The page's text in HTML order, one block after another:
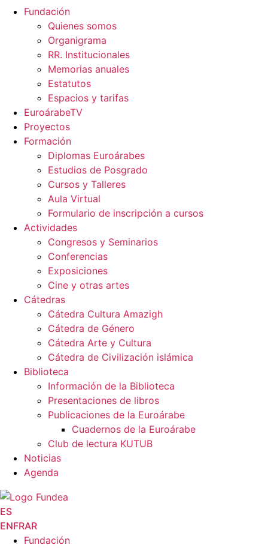
Fundación
Quienes somos
Organigrama
RR. Institucionales
Memorias anuales
Estatutos
Espacios y tarifas
EuroárabeTV
Proyectos
Formación
Diplomas Euroárabes
Estudios de Posgrado
Cursos y Talleres
Aula Virtual
Formulario de inscripción a cursos
Actividades
Congresos y Seminarios
Conferencias
Exposiciones
Cine y otras artes
Cátedras
Cátedra Cultura Amazigh
Cátedra de Género
Cátedra Arte y Cultura
Cátedra de Civilización islámica
Biblioteca
Información de la Biblioteca
Presentaciones de libros
Publicaciones de la Euroárabe
Cuadernos de la Euroárabe
Club de lectura KUTUB
Noticias
Agenda
ES
ENFRAR
Fundación